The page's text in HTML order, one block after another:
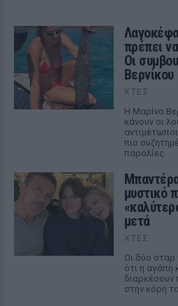
πρέπει
Οι
Βερνίκου
ΧΤΕΣ
Η Μαρίνα
κάνουν οι
πιο
παραλίες
μυστικό
μετά
ΧΤΕΣ
Οι δύο σταρ
ότι η αγάπη
διαρκέσουν
στην κόρη